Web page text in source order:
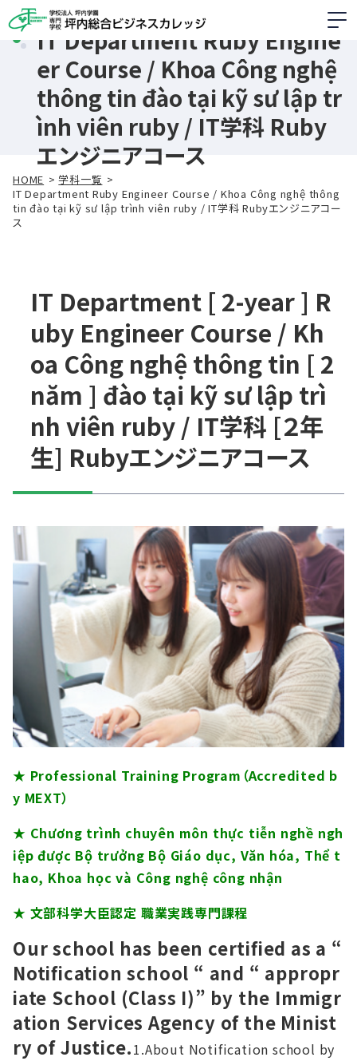
IT Department Ruby Engine
er Course / Khoa Công nghệ
thông tin đào tại kỹ sư lập tr
ình viên ruby / IT学科 Ruby
エンジニアコース
HOME
学科一覧
IT Department Ruby Engineer Course / Khoa Công nghệ thông
tin đào tại kỹ sư lập trình viên ruby / IT学科 Rubyエンジニアコー
ス
IT Department [ 2-year ] R
uby Engineer Course / Kh
oa Công nghệ thông tin [ 2
năm ] đào tại kỹ sư lập trì
nh viên ruby / IT学科 [２年
生] Rubyエンジニアコース
★ Professional Training Program（Accredited b
y MEXT）
★ Chương trình chuyên môn thực tiễn nghề ngh
iệp được Bộ trưởng Bộ Giáo dục, Văn hóa, Thể t
hao, Khoa học và Công nghệ công nhận
★ 文部科学⼤⾂認定 職業実践専⾨課程
Our school has been certified as a “
Notification school “ and “ appropr
iate School (Class I)” by the Immigr
ation Services Agency of the Minist
ry of Justice.1.About Notification school by